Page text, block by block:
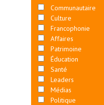
Communautaire
Culture
Francophonie
Affaires
Patrimoine
Éducation
Santé
Leaders
Médias
Politique